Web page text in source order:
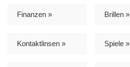
Finanzen » Brillen »
Kontaktlinsen » Spiele »